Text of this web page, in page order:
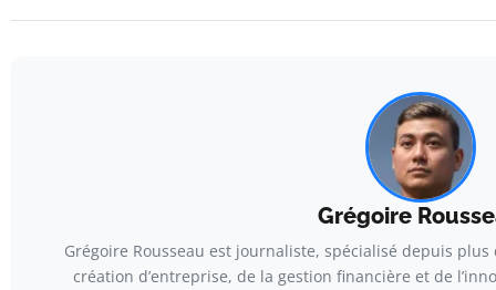
Grégoire
Grégoire Rousseau est journaliste, spécialisé depuis
création d’entreprise, de la gestion financière et de